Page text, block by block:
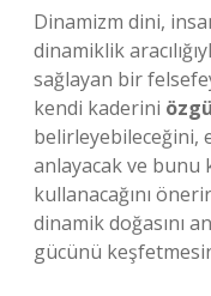
Dinamizm dini,
dinamiklik
sağlayan bir
kendi kaderini
belirleyebileceğini,
anlayacak ve bunu
kullanacağını
dinamik doğasını
gücünü